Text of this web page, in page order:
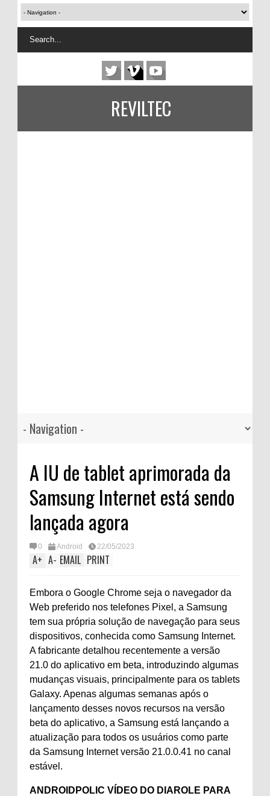
REVILTEC
A IU de tablet aprimorada da
Samsung Internet está sendo
lançada agora
0 Android 22/05/2023
A+ A- EMAIL PRINT
Embora o Google Chrome seja o navegador da
Web preferido nos telefones Pixel, a Samsung
tem sua própria solução de navegação para seus
dispositivos, conhecida como Samsung Internet.
A fabricante detalhou recentemente a versão
21.0 do aplicativo em beta, introduzindo algumas
mudanças visuais, principalmente para os tablets
Galaxy. Apenas algumas semanas após o
lançamento desses novos recursos na versão
beta do aplicativo, a Samsung está lançando a
atualização para todos os usuários como parte
da Samsung Internet versão 21.0.0.41 no canal
estável.
ANDROIDPOLIC VÍDEO DO DIA ROLE PARA